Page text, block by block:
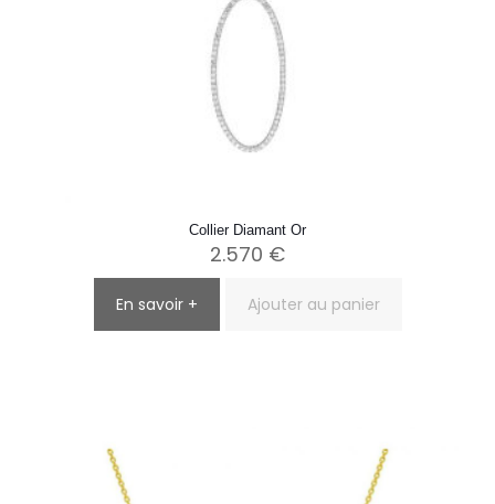
Collier Diamant Or
2.570 €
En savoir + Ajouter au panier